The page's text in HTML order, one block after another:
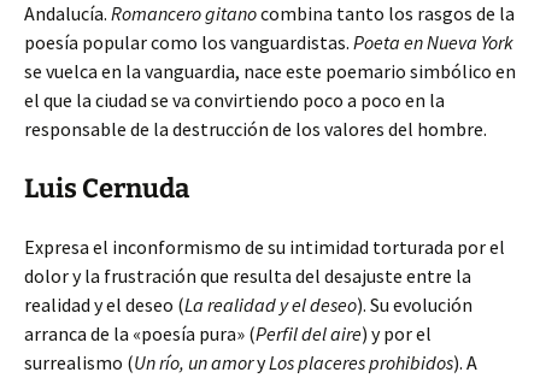
Andalucía. Romancero gitanocombina tanto los rasgos de la
poesía popular como los vanguardistas. Poeta en Nueva York
se vuelca en la vanguardia, nace este poemario simbólico en
el que la ciudad se va convirtiendo poco a poco en la
responsable de la destrucción de los valores del hombre.
Luis Cernuda
Expresa el inconformismo de su intimidad torturada por el
dolor y la frustración que resulta del desajuste entre la
realidad y el deseo (La realidad y el deseo). Su evolución
arranca de la «poesía pura» (Perfil del aire) y por el
surrealismo (Un río, un amoryLos placeres prohibidos). A